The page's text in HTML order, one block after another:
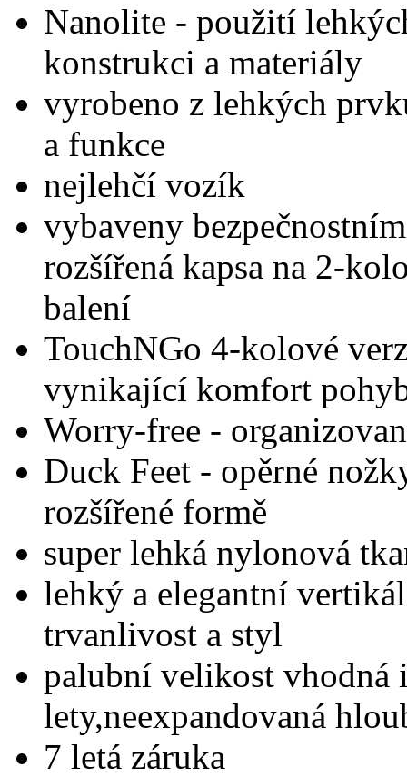
Nanolite - použití
konstrukci a materiály
vyrobeno z lehkých
a funkce
nejlehčí vozík
vybaveny
rozšířená kapsa na 2-
balení
TouchNGo 4-kolové
vynikající komfort
Worry-free -
Duck Feet - opěrné
rozšířené formě
super lehká nylonová
lehký a elegantní
trvanlivost a styl
palubní velikost vhodná
lety,neexpandovaná
7 letá záruka